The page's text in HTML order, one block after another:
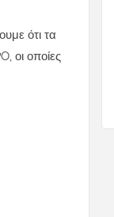
ότι τα
οι οποίες